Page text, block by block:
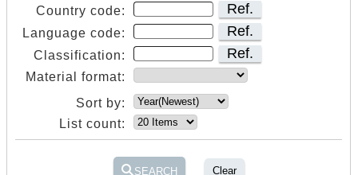
Country code:
Ref.
Language code: Ref.
Classification: Ref.
Material format:
Sort by:
List count:
SEARCH Clear